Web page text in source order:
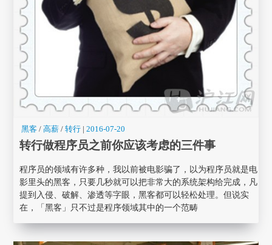
黑客 / 高薪 / 转行 |2016-07-20
转行做程序员之前你应该考虑的三件事
程序员的领域有许多种，我以前被电影骗了，以为程序员就是电
影里头的黑客，只要几秒就可以把非常大的系统架构给完成，凡
提到入侵、破解、渗透等字眼，黑客都可以轻松处理。但说实
在，「黑客」只不过是程序领域其中的一个范畴